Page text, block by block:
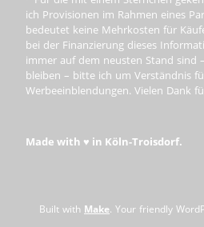
ich Provisionen im Rahmen eines
bedeutet keine Mehrkosten für
bei der Finanzierung dieses
immer auf dem neusten Stand sind
bleiben – bitte ich um Verständnis
Werbeeinblendungen. Vielen Dank
Made with ♥ in Köln-Troisdorf.
Built with Make. Your friendly